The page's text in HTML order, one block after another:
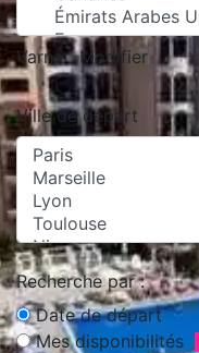
Varna Modifier
Ville de départ
Recherche par :
Date de départ
Mes disponibilités